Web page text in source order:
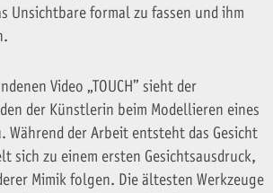
Unsichtbare formal zu fassen und ihm
Video „TOUCH” sieht der
der Künstlerin beim Modellieren eines
Während der Arbeit entsteht das Gesicht
sich zu einem ersten Gesichtsausdruck,
Mimik folgen. Die ältesten Werkzeuge